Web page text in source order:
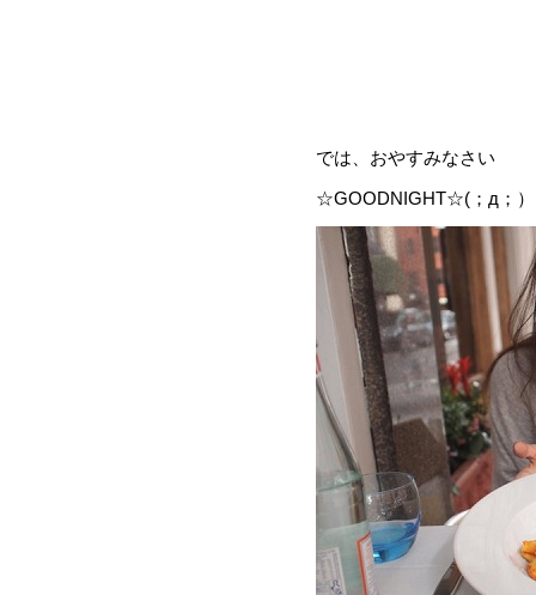
では、おやすみなさい
☆GOODNIGHT☆(；д；）